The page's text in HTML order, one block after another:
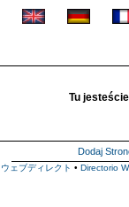
Tu
Dodaj
ウェブディレクト • Directorio